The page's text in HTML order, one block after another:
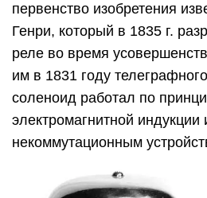
первенство изобретения
Генри, который в 1835 г.
реле во время
им в 1831 году
соленоид работал по
электромагнитной индукции
некоммутационным